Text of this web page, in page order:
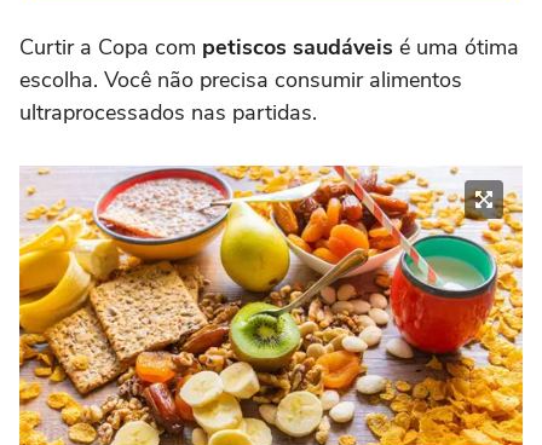
Curtir a Copa com petiscos saudáveis é uma ótima
escolha. Você não precisa consumir alimentos
ultraprocessados nas partidas.